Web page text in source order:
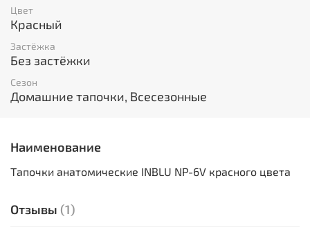
Цвет
Красный
Застёжка
Без застёжки
Сезон
Домашние тапочки, Всесезонные
Наименование
Тапочки анатомические INBLU NP-6V красного цвета
Отзывы (1)